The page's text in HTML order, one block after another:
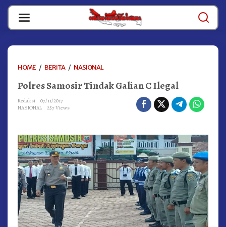
Skip
content
HOME / BERITA / NASIONALPOLRES
TINDAK
Polres Samosir Tindak Galian C Ilegal
Redaksi
07/11/2017
NASIONAL
257 Views